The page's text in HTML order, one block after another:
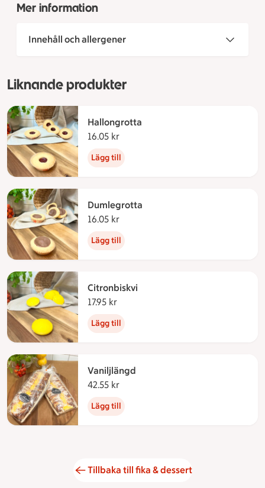
Mer information
Innehåll och allergener
Liknande produkter
Hallongrotta
16.05 kr
Lägg till
Dumlegrotta
16.05 kr
Lägg till
Citronbiskvi
17.95 kr
Lägg till
Vaniljlängd
42.55 kr
Lägg till
Tillbaka till fika & dessert